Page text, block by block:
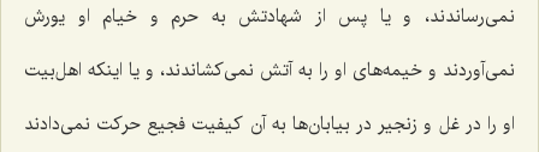
نمی‌رساندند، و یا پس از شهادتش به حرم و خیام او یورش
نمی‌آوردند و خیمه‌های او را به آتش نمی‌کشاندند، و یا اینکه اهل‌بیت
او را در غل و زنجیر در بیابان‌ها به آن کیفیت فجیع حرکت نمی‌دادند